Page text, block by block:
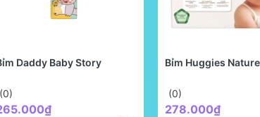
Daddy Baby Story
(0)
Bỉm Huggies
(0)
278.000₫